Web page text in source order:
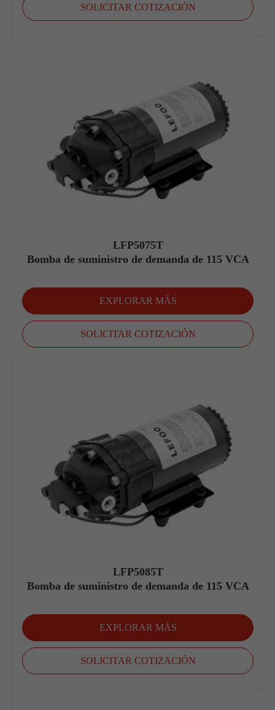
SOLICITAR COTIZACIÓN
LFP5075T
Bomba de suministro de demanda de 115 VCA
EXPLORAR MÁS
SOLICITAR COTIZACIÓN
LFP5085T
Bomba de suministro de demanda de 115 VCA
EXPLORAR MÁS
SOLICITAR COTIZACIÓN